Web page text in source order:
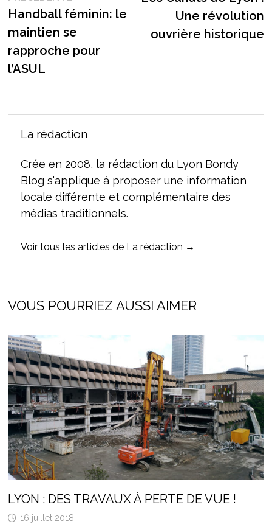
de
l’article
précédente :
Handball féminin: le
maintien se
rapproche pour
l’ASUL
Une révolution
ouvrière historique
La rédaction
Crée en 2008, la rédaction du Lyon Bondy
Blog s'applique à proposer une information
locale différente et complémentaire des
médias traditionnels.
Voir tous les articles de La rédaction →
VOUS POURRIEZ AUSSI AIMER
LYON : DES TRAVAUX À PERTE DE VUE !
16 juillet 2018